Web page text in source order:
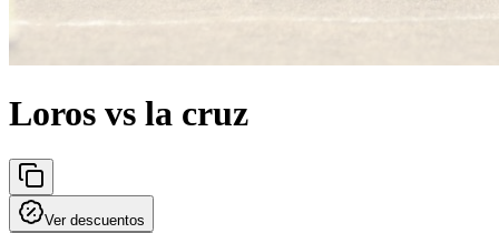
Loros vs la cruz
Ver descuentos